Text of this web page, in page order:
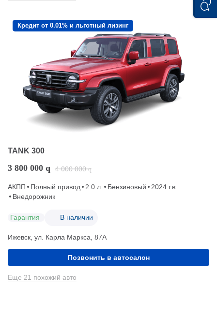
Кредит от 0.01% и льготный лизинг
TANK 300
3 800 000 q 4 000 000 q
АКПП Полный привод 2.0 л. Бензиновый
2024 г.в.
Внедорожник
Гарантия В наличии
Ижевск, ул. Карла Маркса, 87А
Позвонить в автосалон
Еще 21 похожий авто